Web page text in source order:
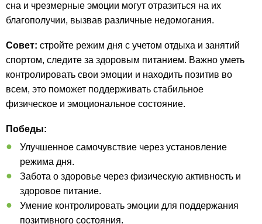
сна и чрезмерные эмоции могут отразиться на их
благополучии, вызвав различные недомогания.
Совет: стройте режим дня с учетом отдыха и занятий
спортом, следите за здоровым питанием. Важно уметь
контролировать свои эмоции и находить позитив во
всем, это поможет поддерживать стабильное
физическое и эмоциональное состояние.
Победы:
Улучшенное самочувствие через установление
режима дня.
Забота о здоровье через физическую активность и
здоровое питание.
Умение контролировать эмоции для поддержания
позитивного состояния.